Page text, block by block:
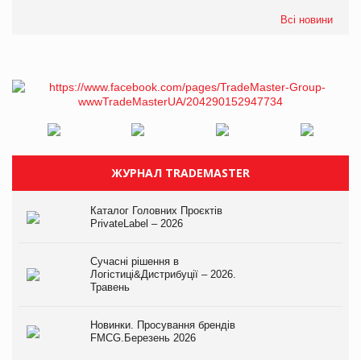
Всі новини
ЖУРНАЛ TRADEMASTER
Каталог Головних Проєктів
PrivateLabel – 2026
Сучасні рішення в
Логістиці&Дистрибуції – 2026.
Травень
Новинки. Просування брендів
FMCG.Березень 2026